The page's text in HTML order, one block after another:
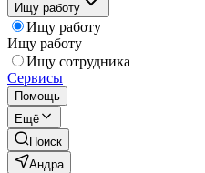
Ищу работу
Ищу работу
Ищу работу
Ищу сотрудника
Сервисы
Помощь
Ещё
Поиск
Андра